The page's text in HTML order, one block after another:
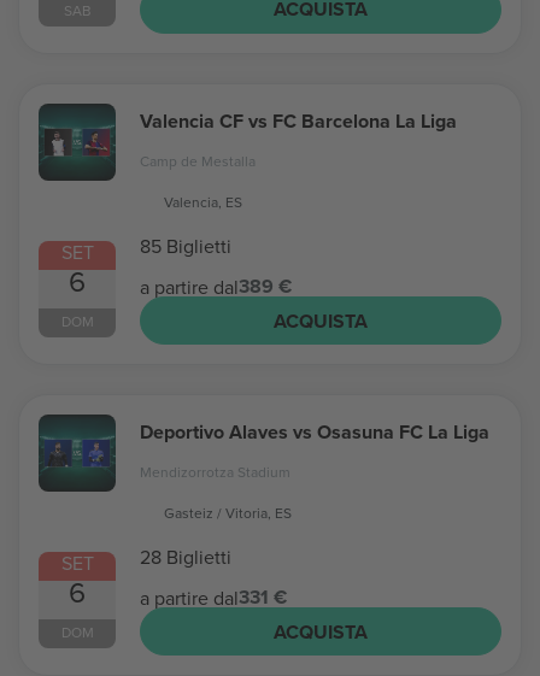
SAB
ACQUISTA
SET
6
DOM
Valencia CF vs FC Barcelona La Liga
Camp de Mestalla
Valencia, ES
85 Biglietti
a partire dal389 €
ACQUISTA
SET
6
DOM
Deportivo Alaves vs Osasuna FC La Liga
Mendizorrotza Stadium
Gasteiz / Vitoria, ES
28 Biglietti
a partire dal331 €
ACQUISTA